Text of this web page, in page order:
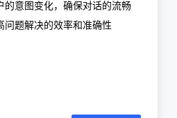
的意图变化，确保对话的流畅
问题解决的效率和准确性